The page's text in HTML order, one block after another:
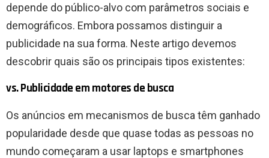
depende do público-alvo com parâmetros sociais e
demográficos. Embora possamos distinguir a
publicidade na sua forma. Neste artigo devemos
descobrir quais são os principais tipos existentes:
vs. Publicidade em motores de busca
Os anúncios em mecanismos de busca têm ganhado
popularidade desde que quase todas as pessoas no
mundo começaram a usar laptops e smartphones